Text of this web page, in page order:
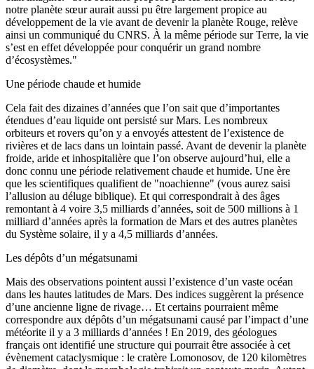
notre planète sœur aurait aussi pu être largement propice au
développement de la vie avant de devenir la planète Rouge, relève
ainsi un communiqué du CNRS. À la même période sur Terre, la vie
s’est en effet développée pour conquérir un grand nombre
d’écosystèmes."
Une période chaude et humide
Cela fait des dizaines d’années que l’on sait que d’importantes
étendues d’eau liquide ont persisté sur Mars. Les nombreux
orbiteurs et rovers qu’on y a envoyés attestent de l’existence de
rivières et de lacs dans un lointain passé. Avant de devenir la planète
froide, aride et inhospitalière que l’on observe aujourd’hui, elle a
donc connu une période relativement chaude et humide. Une ère
que les scientifiques qualifient de "noachienne" (vous aurez saisi
l’allusion au déluge biblique). Et qui correspondrait à des âges
remontant à 4 voire 3,5 milliards d’années, soit de 500 millions à 1
milliard d’années après la formation de Mars et des autres planètes
du Système solaire, il y a 4,5 milliards d’années.
Les dépôts d’un mégatsunami
Mais des observations pointent aussi l’existence d’un vaste océan
dans les hautes latitudes de Mars. Des indices suggèrent la présence
d’une ancienne ligne de rivage… Et certains pourraient même
correspondre aux dépôts d’un mégatsunami causé par l’impact d’une
météorite il y a 3 milliards d’années ! En 2019, des géologues
français ont identifié une structure qui pourrait être associée à cet
évènement cataclysmique : le cratère Lomonosov, de 120 kilomètres